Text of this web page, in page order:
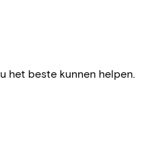
het beste kunnen helpen.